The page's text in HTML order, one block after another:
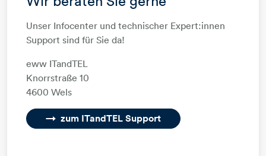
Unser Infocenter und technischer Expert:innen
Support sind für Sie da!​​​​​​​​​​​​​​
eww ITandTEL
​​​​​​​Knorrstraße 10
4600 Wels
zum ITandTEL Support